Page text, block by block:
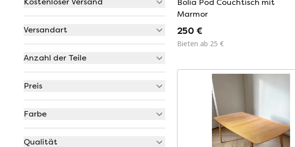
Versandart
Anzahl der Teile
Preis
Farbe
Qualität
Bolia Pod Couchtisch mit
Marmor
250 €
Bieten ab 25 €